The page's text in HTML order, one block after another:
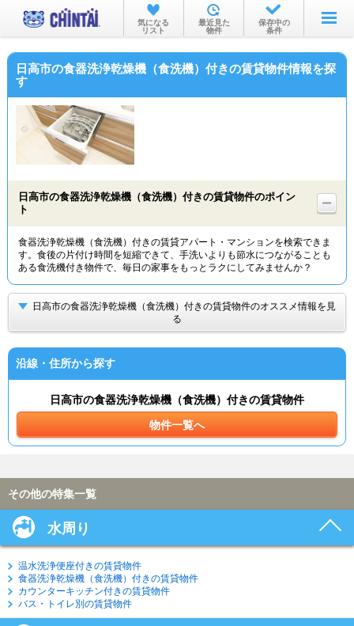
お部屋を探す
沿線・駅から
不動産会社から
気になる
リスト
最近見た
物件
保存中の
条件
日高市の食器洗浄乾燥機（食洗機）付きの賃貸物件情報を探
す
日高市の食器洗浄乾燥機（食洗機）付きの賃貸物件のポイン
ト
食器洗浄乾燥機（食洗機）付きの賃貸アパート・マンションを検索できま
す。食後の片付け時間を短縮できて、手洗いよりも節水につながることも
ある食洗機付き物件で、毎日の家事をもっとラクにしてみませんか？
日高市の食器洗浄乾燥機（食洗機）付きの賃貸物件のオススメ情報を見
る
沿線・住所から探す
日高市の食器洗浄乾燥機（食洗機）付きの賃貸物件
物件一覧へ
その他の特集一覧
水周り
温水洗浄便座付きの賃貸物件
食器洗浄乾燥機（食洗機）付きの賃貸物件
カウンターキッチン付きの賃貸物件
バス・トイレ別の賃貸物件